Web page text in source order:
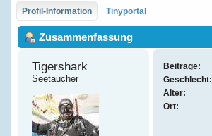
Profil-Information Tinyportal
Zusammenfassung
Tigershark
Seetaucher
Beiträge:
Geschlecht:
Alter:
Ort: